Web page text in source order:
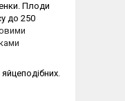
Плоди
до 250